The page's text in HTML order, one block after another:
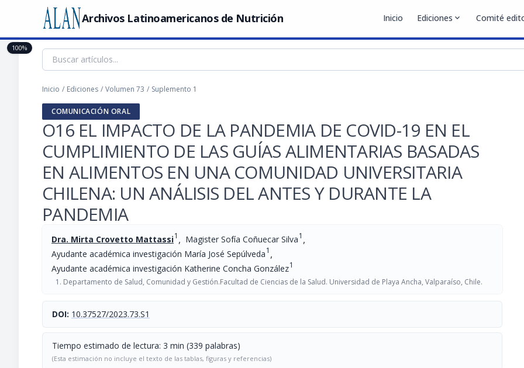
Archivos Latinoamericanos de Nutrición Inicio Ediciones expand_more Comité
Inicio / Ediciones / Volumen 73 / Suplemento 1
COMUNICACIÓN ORAL
O16 EL IMPACTO DE LA PANDEMIA DE COVID-19 EN EL
CUMPLIMIENTO DE LAS GUÍAS ALIMENTARIAS BASADAS
EN ALIMENTOS EN UNA COMUNIDAD UNIVERSITARIA
CHILENA: UN ANÁLISIS DEL ANTES Y DURANTE LA
PANDEMIA
Dra. Mirta Crovetto Mattassi1 , Magister Sofía Coñuecar Silva1 ,
Ayudante académica investigación María José Sepúlveda1 ,
Ayudante académica investigación Katherine Concha González1
Departamento de Salud, Comunidad y Gestión.Facultad de Ciencias de la Salud. Universidad de Playa Ancha, Valparaíso, Chile.
DOI: 10.37527/2023.73.S1
Tiempo estimado de lectura: 3 min (339 palabras)
(Esta estimación no incluye el texto de las tablas, figuras y referencias)
100%